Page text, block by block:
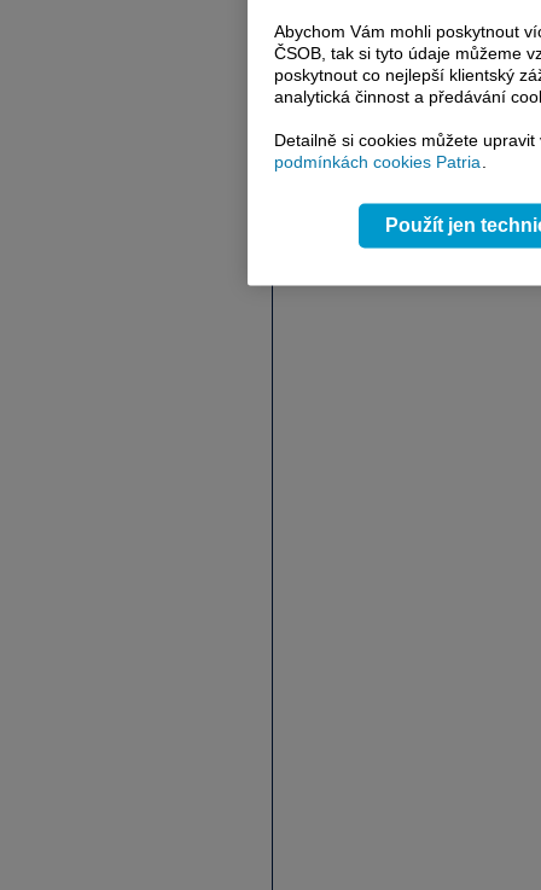
Abychom Vám mohli poskytnout
ČSOB, tak si tyto údaje můžeme
poskytnout co nejlepší klientský
analytická činnost a předávání
Detailně si cookies můžete
podmínkách cookies Patria.
Použít jen